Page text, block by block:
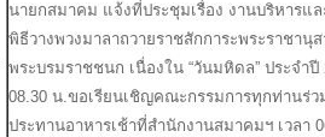
นายกสมาคม แจ้งที่ประชุมเรื่อง งานบริหาร
พิธีวางพวงมาลาถวายราชสักการะพระราชา
พระบรมราชชนก เนื่องใน “วันมหิดล” ประจำ
08.30 น.ขอเรียนเชิญคณะกรรมการทุกท่านร่ว
ประทานอาหารเช้าที่สำนักงานสมาคมฯ เวลา